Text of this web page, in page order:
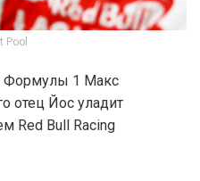
Pool
Формулы 1 Макс
отец Йос уладит
Red Bull Racing